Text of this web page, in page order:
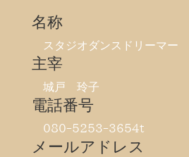
名称
スタジオダンスドリーマー
主宰
城戸 玲子
電話番号
080-5253-3654t
メールアドレス